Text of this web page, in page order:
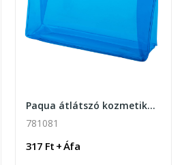
Paqua átlátszó kozmetikai táska
781081
317 Ft + Áfa